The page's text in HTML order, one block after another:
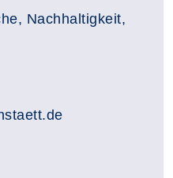
Nachhaltigkeit,